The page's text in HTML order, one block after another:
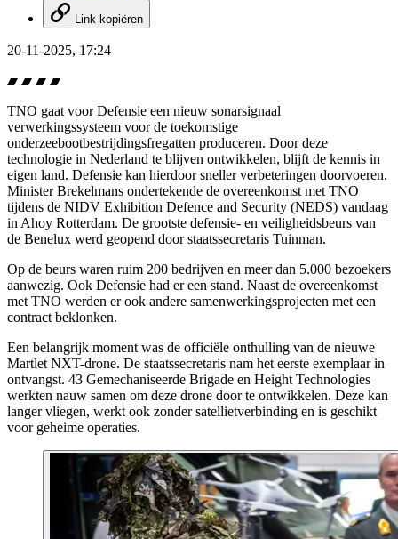
Link kopiëren
20-11-2025, 17:24
TNO gaat voor Defensie een nieuw sonarsignaal
verwerkingssysteem voor de toekomstige
onderzeebootbestrijdingsfregatten produceren. Door deze
technologie in Nederland te blijven ontwikkelen, blijft de kennis in
eigen land. Defensie kan hierdoor sneller verbeteringen doorvoeren.
Minister Brekelmans ondertekende de overeenkomst met TNO
tijdens de NIDV Exhibition Defence and Security (NEDS) vandaag
in Ahoy Rotterdam. De grootste defensie- en veiligheidsbeurs van
de Benelux werd geopend door staatssecretaris Tuinman.
Op de beurs waren ruim 200 bedrijven en meer dan 5.000 bezoekers
aanwezig. Ook Defensie had er een stand. Naast de overeenkomst
met TNO werden er ook andere samenwerkingsprojecten met een
contract beklonken.
Een belangrijk moment was de officiële onthulling van de nieuwe
Martlet NXT-drone. De staatssecretaris nam het eerste exemplaar in
ontvangst. 43 Gemechaniseerde Brigade en Height Technologies
werkten nauw samen om deze drone door te ontwikkelen. Deze kan
langer vliegen, werkt ook zonder satellietverbinding en is geschikt
voor geheime operaties.